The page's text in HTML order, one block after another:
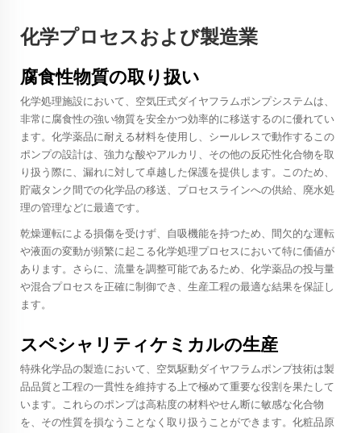
化学プロセスおよび製造業
腐食性物質の取り扱い
化学処理施設において、空気圧式ダイヤフラムポンプシステムは、
非常に腐食性の強い物質を安全かつ効率的に移送するのに優れてい
ます。化学薬品に耐える材料を使用し、シールレスで動作するこの
ポンプの設計は、強力な酸やアルカリ、その他の反応性化合物を取
り扱う際に、漏れに対して卓越した保護を提供します。このため、
貯蔵タンク間での化学品の移送、プロセスラインへの供給、廃水処
理の管理などに最適です。
乾燥運転による損傷を受けず、自吸機能を持つため、間欠的な運転
や液面の変動が頻繁に起こる化学処理プロセスにおいて特に価値が
あります。さらに、流量を調整可能であるため、化学薬品の投与量
や混合プロセスを正確に制御でき、生産工程の最適な結果を保証し
ます。
スペシャリティケミカルの生産
特殊化学品の製造において、空気駆動ダイヤフラムポンプ技術は製
品品質と工程の一貫性を維持する上で極めて重要な役割を果たして
います。これらのポンプは高粘度の材料やせん断に敏感な化合物
を、その性質を損なうことなく取り扱うことができます。化粧品原